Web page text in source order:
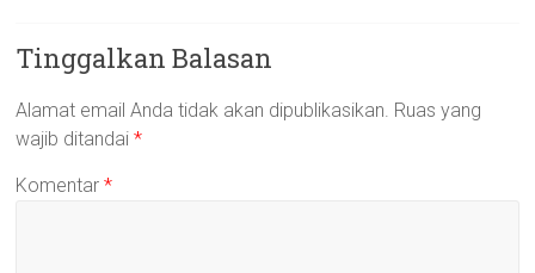
Tinggalkan Balasan
Alamat email Anda tidak akan dipublikasikan. Ruas yang
wajib ditandai*
Komentar*